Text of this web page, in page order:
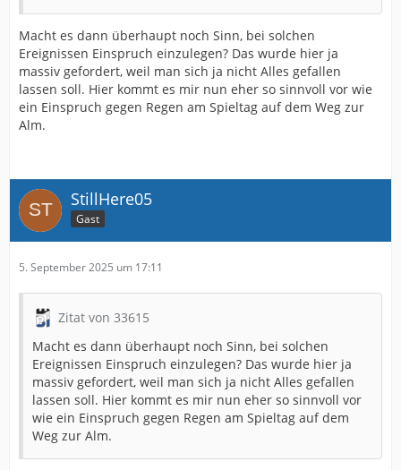
Macht es dann überhaupt noch Sinn, bei solchen
Ereignissen Einspruch einzulegen? Das wurde hier ja
massiv gefordert, weil man sich ja nicht Alles gefallen
lassen soll. Hier kommt es mir nun eher so sinnvoll vor wie
ein Einspruch gegen Regen am Spieltag auf dem Weg zur
Alm.
StillHere05
Gast
5. September 2025 um 17:11
Zitat von 33615
Macht es dann überhaupt noch Sinn, bei solchen
Ereignissen Einspruch einzulegen? Das wurde hier ja
massiv gefordert, weil man sich ja nicht Alles gefallen
lassen soll. Hier kommt es mir nun eher so sinnvoll vor
wie ein Einspruch gegen Regen am Spieltag auf dem
Weg zur Alm.